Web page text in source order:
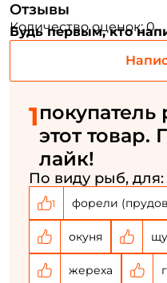
Отзывы
Количество оценок: 0
Будь первым, кто
1покупатель
этот товар.
лайк!
По виду рыб, для:
1 форели
окуня
жереха
Номер телефона: *
Придумайте пароль: *
Повторите пароль: *
Заполняя данную форму
персональных данных
У меня